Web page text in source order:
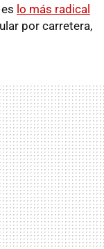
lo más radical
por carretera,